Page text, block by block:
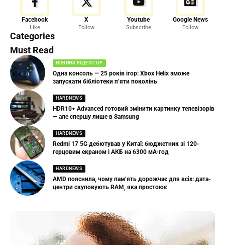
Facebook
Like
X
Follow
Youtube
Subscribe
Google News
Follow
Categories
Must Read
НОВИНИ ВІДЕОІГОР
Одна консоль — 25 років ігор: Xbox Helix зможе
запускати бібліотеки п’яти поколінь
HARDNEWS
HDR10+ Advanced готовий змінити картинку телевізорів
— але спершу лише в Samsung
HARDNEWS
Redmi 17 5G дебютував у Китаї: бюджетник зі 120-
герцовим екраном і АКБ на 6300 мА·год
HARDNEWS
AMD пояснила, чому пам’ять дорожчає для всіх: дата-
центри скуповують RAM, яка простоює